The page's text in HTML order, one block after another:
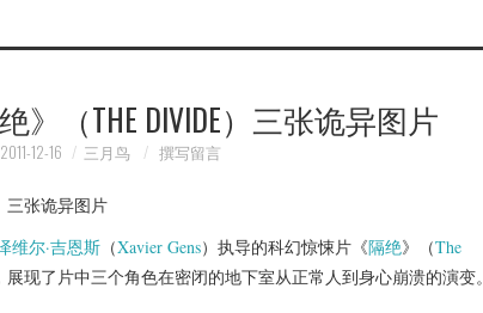
（THE DIVIDE）三张诡异图片
2011-12-16 三月鸟 撰写留言
维尔·吉恩斯 （Xavier Gens）执导的科幻惊悚片《隔绝》（The
现了片中三个角色在密闭的地下室从正常人到身心崩溃的演变。